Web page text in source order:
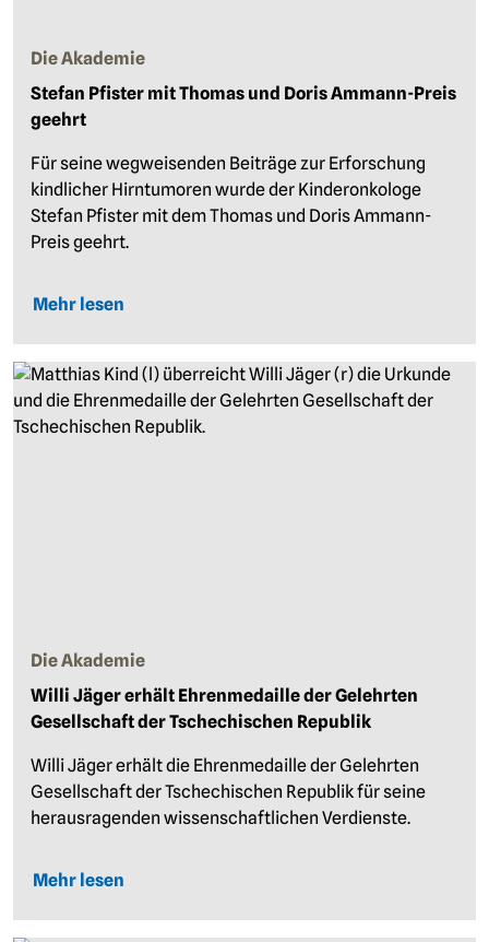
Die Akademie
Stefan Pfister mit Thomas und Doris Ammann-Preis
geehrt
Für seine wegweisenden Beiträge zur Erforschung
kindlicher Hirntumoren wurde der Kinderonkologe
Stefan Pfister mit dem Thomas und Doris Ammann-
Preis geehrt.
Mehr lesen
Die Akademie
Willi Jäger erhält Ehrenmedaille der Gelehrten
Gesellschaft der Tschechischen Republik
Willi Jäger erhält die Ehrenmedaille der Gelehrten
Gesellschaft der Tschechischen Republik für seine
herausragenden wissenschaftlichen Verdienste.
Mehr lesen